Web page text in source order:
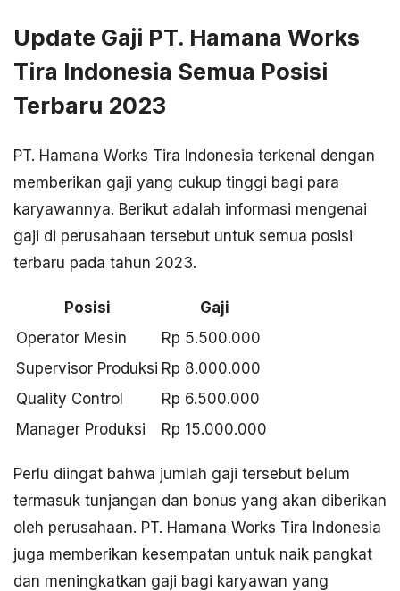
Update Gaji PT. Hamana Works
Tira Indonesia Semua Posisi
Terbaru 2023
PT. Hamana Works Tira Indonesia terkenal dengan
memberikan gaji yang cukup tinggi bagi para
karyawannya. Berikut adalah informasi mengenai
gaji di perusahaan tersebut untuk semua posisi
terbaru pada tahun 2023.
Posisi
Gaji
Operator Mesin
Rp 5.500.000
Supervisor Produksi Rp 8.000.000
Quality Control
Rp 6.500.000
Manager Produksi
Rp 15.000.000
Perlu diingat bahwa jumlah gaji tersebut belum
termasuk tunjangan dan bonus yang akan diberikan
oleh perusahaan. PT. Hamana Works Tira Indonesia
juga memberikan kesempatan untuk naik pangkat
dan meningkatkan gaji bagi karyawan yang